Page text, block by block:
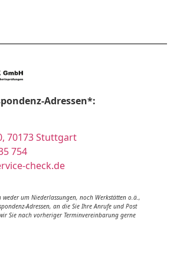
Adressen*:
70173 Stuttgart
754
check.de
um Niederlassungen, noch Werkstätten o.ä.,
Adressen, an die Sie Ihre Anrufe und Post
Sie nach vorheriger Terminvereinbarung gerne